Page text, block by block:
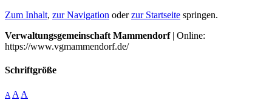
Zum Inhalt, zur Navigation oderzur Startseite springen.
Verwaltungsgemeinschaft Mammendorf| Online:
https://www.vgmammendorf.de/
Schriftgröße
A A A